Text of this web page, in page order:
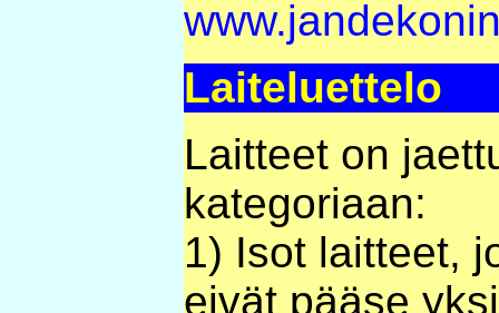
Laiteluettelo
Laitteet on
kategoriaan:
1) Isot laitteet,
eivät pääse